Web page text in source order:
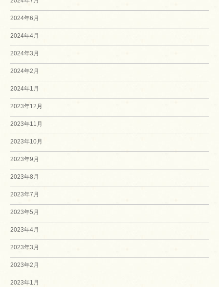
2024年6月
2024年4月
2024年3月
2024年2月
2024年1月
2023年12月
2023年11月
2023年10月
2023年9月
2023年8月
2023年7月
2023年5月
2023年4月
2023年3月
2023年2月
2023年1月